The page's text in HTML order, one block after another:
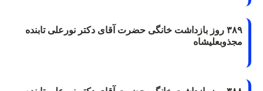
۳۸۹ روز بازداشت خانگی حضرت آقای دکتر نورعلی تابنده
مجذوبعلیشاه